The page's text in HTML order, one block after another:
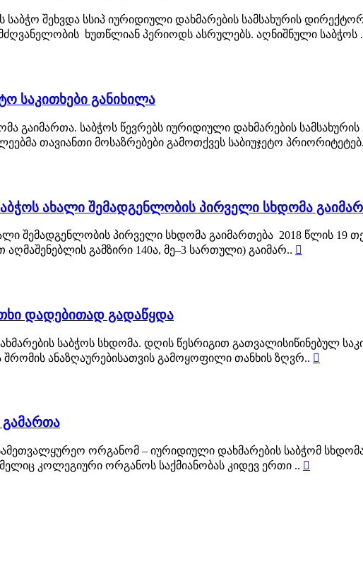
შეხვდა სსიპ იურიდიული დახმარების სამსახურის
ხუთწლიან პერიოდს ასრულებს. აღნიშნული საბჭოს
საკითხები განიხილა
გაიმართა. საბჭოს წევრებს იურიდიული დახმარების სამსახურის
თავიანთი მოსაზრებები გამოთქვეს საბიუჯეტო
ახალი შემადგენლობის პირველი სხდომა
შემადგენლობის პირველი სხდომა გაიმართება 2018 წლის 19
გამზირი 140ა, მე–3 სართული) გაიმარ.. 
დადებითად გადაწყდა
საბჭოს სხდომა. დღის წესრიგით გათვალისიწინებულ
ანაზღაურებისათვის გამოყოფილი თანხის ზღვრ.. 
ორგანომ – იურიდიული დახმარების საბჭომ
კოლეგიური ორგანოს საქმიანობას კიდევ ერთი .. 